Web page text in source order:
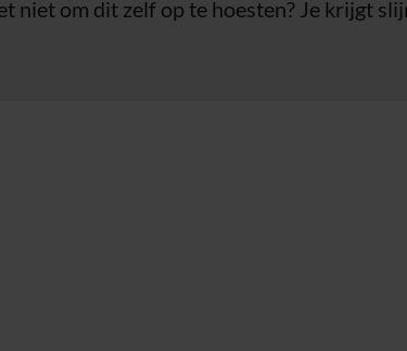
niet om dit zelf op te hoesten? Je krijgt